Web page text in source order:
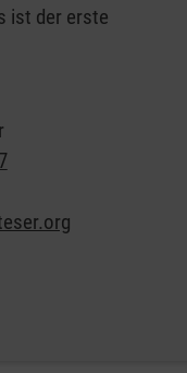
ist der erste